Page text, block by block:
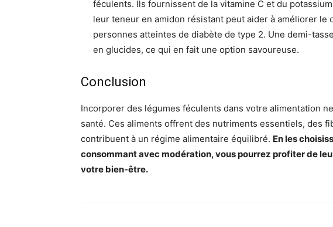
féculents. Ils fournissent de la vitamine C et du
leur teneur en amidon résistant peut aider à améliorer le
personnes atteintes de diabète de type 2. Une demi-
en glucides, ce qui en fait une option savoureuse.
Conclusion
Incorporer des légumes féculents dans votre alimentation
santé. Ces aliments offrent des nutriments essentiels, des
contribuent à un régime alimentaire équilibré. En les
consommant avec modération, vous pourrez profiter de
votre bien-être.